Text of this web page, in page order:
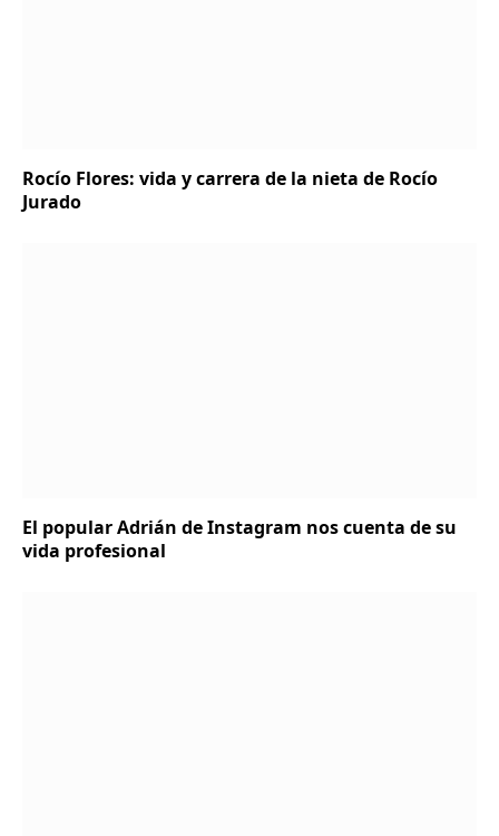
Rocío Flores: vida y carrera de la nieta de Rocío
Jurado
El popular Adrián de Instagram nos cuenta de su
vida profesional